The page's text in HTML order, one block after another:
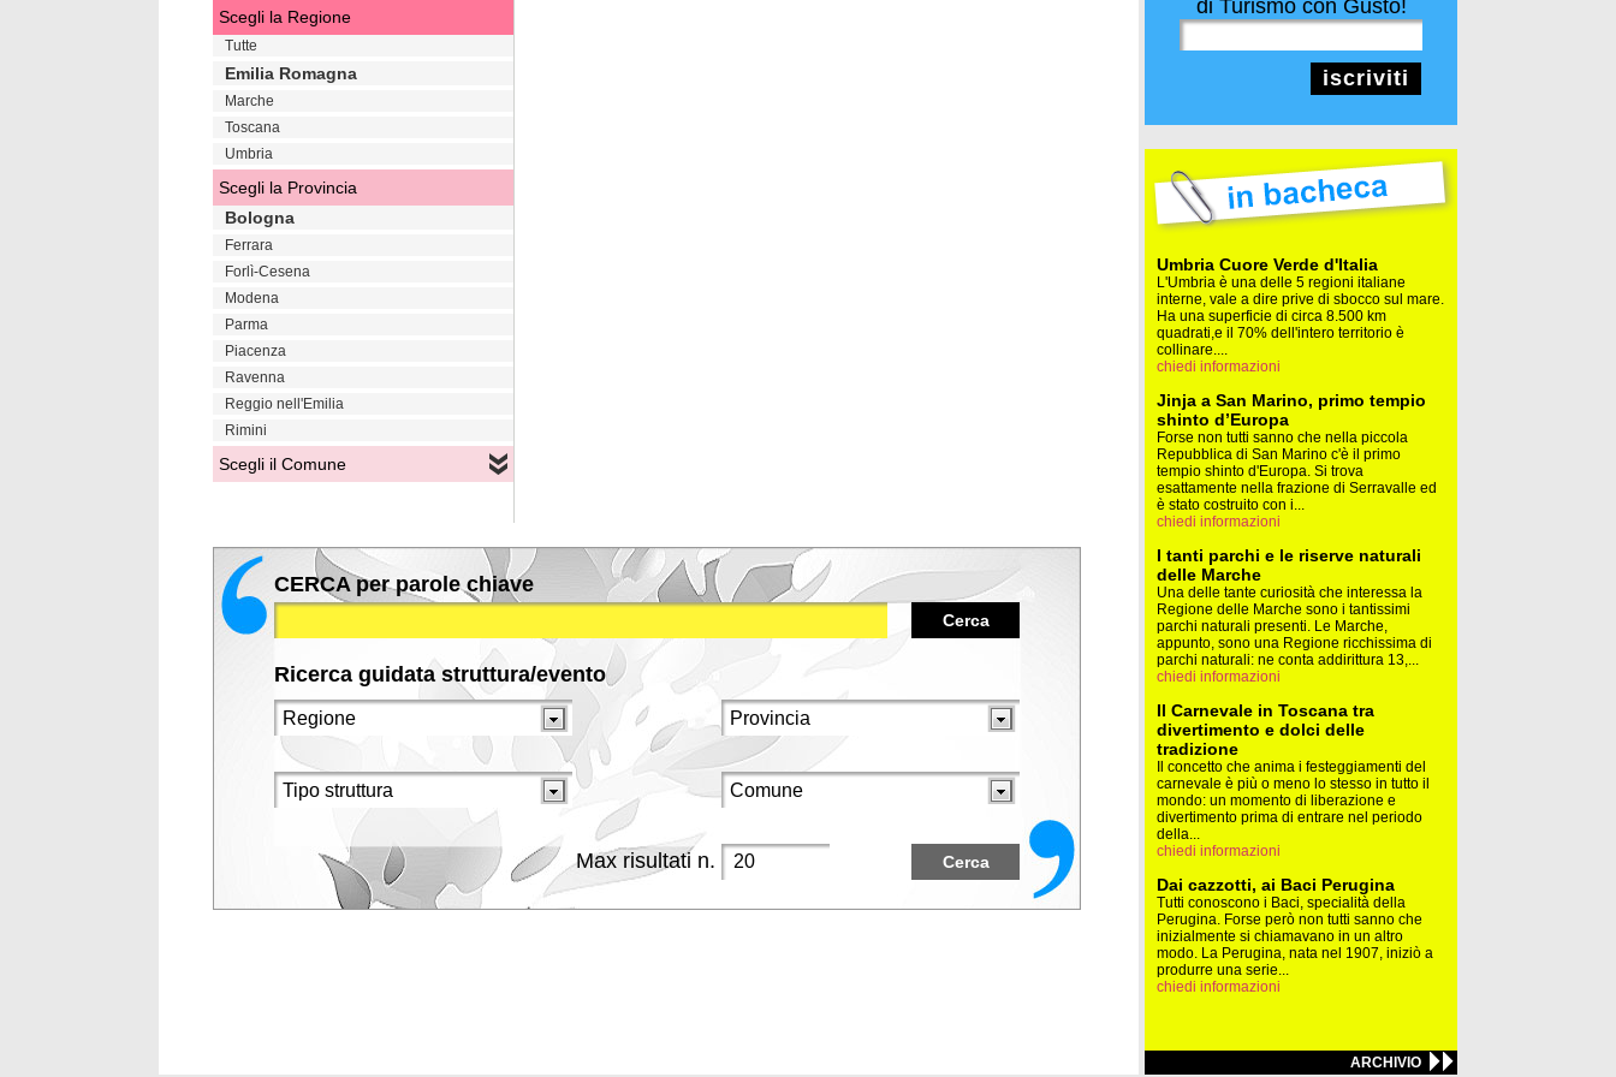
Scegli la Regione
Tutte
Emilia Romagna
Marche
Toscana
Umbria
Scegli la Provincia
Bologna
Ferrara
Forlì-Cesena
Modena
Parma
Piacenza
Ravenna
Reggio nell'Emilia
Rimini
Scegli il Comune
CERCA per parole chiave
Cerca
Ricerca guidata struttura/evento
Max risultati n. Cerca
di Turismo con Gusto!
iscriviti
Umbria Cuore Verde d'Italia
L'Umbria è una delle 5 regioni italiane
interne, vale a dire prive di sbocco sul mare.
Ha una superficie di circa 8.500 km
quadrati,e il 70% dell'intero territorio è
collinare....
chiedi informazioni
Jinja a San Marino, primo tempio
shinto d’Europa
Forse non tutti sanno che nella piccola
Repubblica di San Marino c'è il primo
tempio shinto d'Europa. Si trova
esattamente nella frazione di Serravalle ed
è stato costruito con i...
chiedi informazioni
I tanti parchi e le riserve naturali
delle Marche
Una delle tante curiosità che interessa la
Regione delle Marche sono i tantissimi
parchi naturali presenti. Le Marche,
appunto, sono una Regione ricchissima di
parchi naturali: ne conta addirittura 13,...
chiedi informazioni
Il Carnevale in Toscana tra
divertimento e dolci delle
tradizione
Il concetto che anima i festeggiamenti del
carnevale è più o meno lo stesso in tutto il
mondo: un momento di liberazione e
divertimento prima di entrare nel periodo
della...
chiedi informazioni
Dai cazzotti, ai Baci Perugina
Tutti conoscono i Baci, specialità della
Perugina. Forse però non tutti sanno che
inizialmente si chiamavano in un altro
modo. La Perugina, nata nel 1907, iniziò a
produrre una serie...
chiedi informazioni
ARCHIVIO